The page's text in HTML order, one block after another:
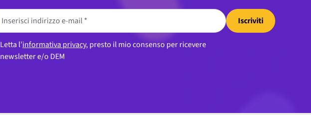
Iscriviti
Letta l’informativa privacy, presto il mio consenso per ricevere
newsletter e/o DEM